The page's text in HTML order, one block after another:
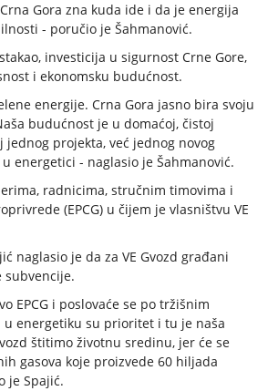
Gora zna kuda ide i da je energija
- poručio je Šahmanović.
investicija u sigurnost Crne Gore,
i ekonomsku budućnost.
energije. Crna Gora jasno bira svoju
budućnost je u domaćoj, čistoj
projekta, već jednog novog
energetici - naglasio je Šahmanović.
radnicima, stručnim timovima i
(EPCG) u čijem je vlasništvu VE
naglasio je da za VE Gvozd građani
subvencije.
EPCG i poslovaće se po tržišnim
energetiku su prioritet i tu je naša
štitimo životnu sredinu, jer će se
gasova koje proizvede 60 hiljada
je Spajić.